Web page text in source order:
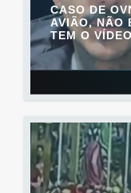
CASO DE
AVIÃO, NÃO
TEM O